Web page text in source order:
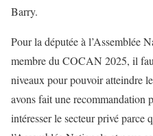
Barry.
Pour la députée à l’Assemblée
membre du COCAN 2025, il
niveaux pour pouvoir atteindre
avons fait une recommandation
intéresser le secteur privé parce